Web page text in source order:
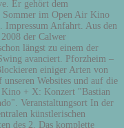
Er gehört dem
im Open Air Kino
Anfahrt. Aus den
der Calwer
längst zu einem der
avanciert. Pforzheim –
einiger Arten von
Websites und auf die
Kino + X: Konzert "Bastian
Veranstaltungsort In der
künstlerischen
des 2. Das komplette